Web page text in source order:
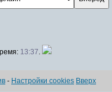
13:37.
- Настройки cookies Вверх